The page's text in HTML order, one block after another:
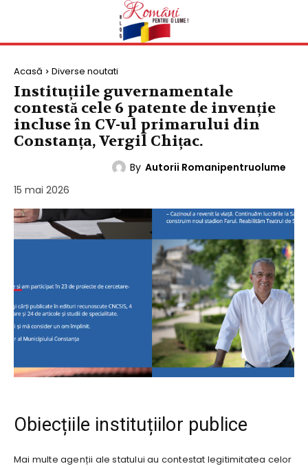
Acasă Diverse noutati
Instituțiile guvernamentale
contestă cele 6 patente de invenție
incluse în CV-ul primarului din
Constanța, Vergil Chițac.
By Autorii Romanipentruolume
15 mai 2026
Obiecțiile instituțiilor publice
Mai multe agenții ale statului au contestat legitimitatea celor